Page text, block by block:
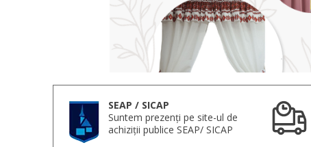
SEAP / SICAP
Suntem prezenți pe site-ul de
achiziții publice SEAP/ SICAP